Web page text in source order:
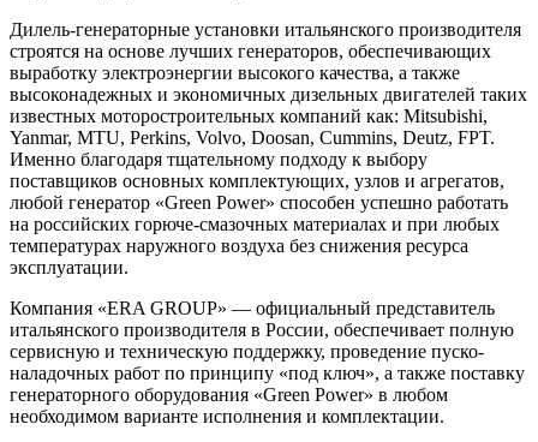
Дилель-генераторные установки итальянского производителя
строятся на основе лучших генераторов, обеспечивающих
выработку электроэнергии высокого качества, а также
высоконадежных и экономичных дизельных двигателей таких
известных моторостроительных компаний как: Mitsubishi,
Yanmar, MTU, Perkins, Volvo, Doosan, Cummins, Deutz, FPT.
Именно благодаря тщательному подходу к выбору
поставщиков основных комплектующих, узлов и агрегатов,
любой генератор «Green Power» способен успешно работать
на российских горюче-смазочных материалах и при любых
температурах наружного воздуха без снижения ресурса
эксплуатации.
Компания «ERA GROUP» — официальный представитель
итальянского производителя в России, обеспечивает полную
сервисную и техническую поддержку, проведение пуско-
наладочных работ по принципу «под ключ», а также поставку
генераторного оборудования «Green Power» в любом
необходимом варианте исполнения и комплектации.